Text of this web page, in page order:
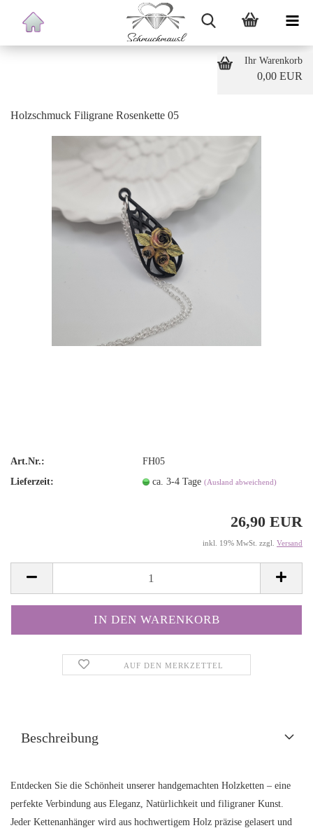
Ihr Warenkorb
0,00 EUR
Holzschmuck Filigrane Rosenkette 05
Art.Nr.:
FH05
Lieferzeit:
ca. 3-4 Tage(Ausland abweichend)
26,90 EUR
inkl. 19% MwSt. zzgl. Versand
AUF DEN MERKZETTEL
Beschreibung
Entdecken Sie die Schönheit unserer handgemachten Holzketten – eine
perfekte Verbindung aus Eleganz, Natürlichkeit und filigraner Kunst.
Jeder Kettenanhänger wird aus hochwertigem Holz präzise gelasert und